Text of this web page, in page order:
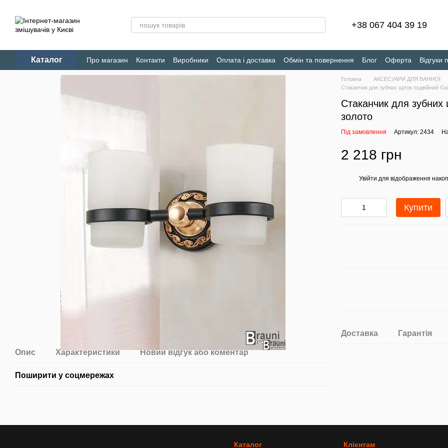
+38 067 404 39 19
Каталог Про магазин Контакти Виробники Оплата і доставка Обмін та повернення Блог Оферта
Відгуки
Конфіденційність
Опис Характеристики Новий відгук або коментар
Поширити у соцмережах
Головна АКСЕСУАРИ ДЛЯ ВАННОЇ
Стаканчик для зубних щіток подвійний
Стаканчик для зубних
золото
Під замовлення Артикул: 2434
2 218 грн
Увійти для відображення
Купити
Доставка Гарантія
Каталог Клієнтам